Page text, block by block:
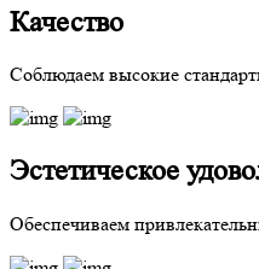
Качество
Соблюдаем высокие
Эстетическое
Обеспечиваем